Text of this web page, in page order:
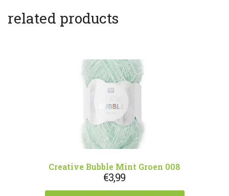
related products
Creative Bubble Mint Groen 008
€3,99